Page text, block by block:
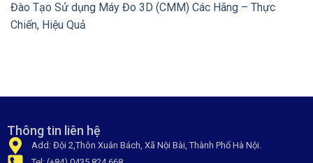
Đào Tạo Sử dụng Máy Đo 3D (CMM) Các Hãng – Thực
Chiến, Hiệu Quả
Thông tin liên hệ
Add: Đội 2,Thôn Xuân Bách, Xã Nội Bài, Thành Phố Hà Nội.